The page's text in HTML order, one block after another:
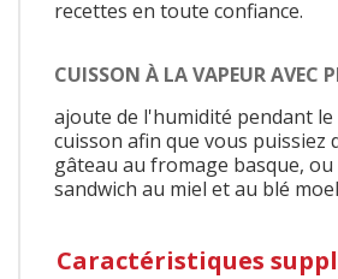
recettes en toute confiance.
CUISSON À LA VAPEUR AVEC
ajoute de l'humidité pendant le
cuisson afin que vous puissiez
gâteau au fromage basque,
sandwich au miel et au blé
Caractéristiques